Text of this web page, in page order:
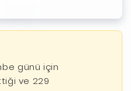
günü için
ve 229